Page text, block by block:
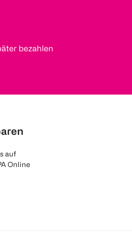
bezahlen
auf
Online